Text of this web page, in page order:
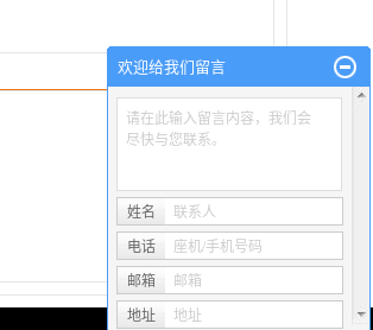
欢迎给我们留言
请在此输入留言内容，我们会
尽快与您联系。
姓名
联系人
电话
座机/手机号码
邮箱
邮箱
地址
地址